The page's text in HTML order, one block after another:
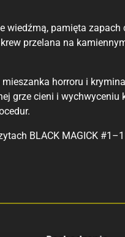
pamięta zapach
przelana na
mieszanka horroru i
grze cieni i
BLACK MAGICK